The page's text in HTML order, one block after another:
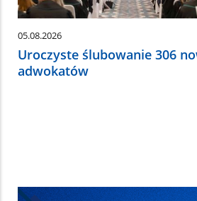
05.08.2026
Uroczyste ślubowanie 306
adwokatów